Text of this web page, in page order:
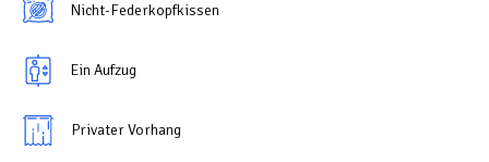
Nicht-Federkopfkissen
Ein Aufzug
Privater Vorhang